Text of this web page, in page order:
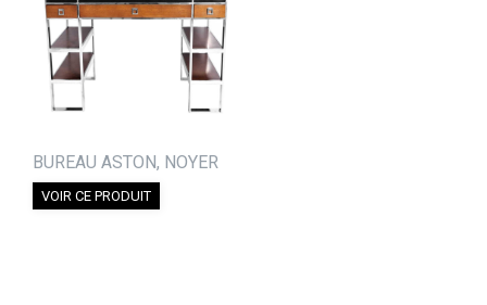
BUREAU ASTON, NOYER
VOIR CE PRODUIT